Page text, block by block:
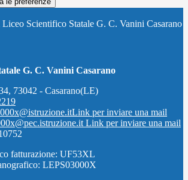
Liceo Scientifico Statale G. C. Vanini Casarano
G. C. Vanini Casarano
73042 - Casarano(LE)
Link per inviare una mail
Link per inviare una mail
fatturazione: UF53XL
LEPS03000X